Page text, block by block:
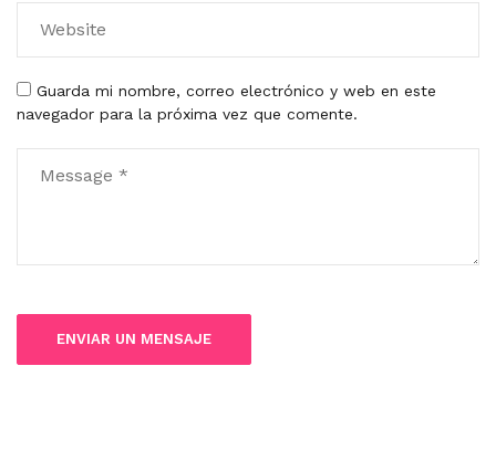
Guarda mi nombre, correo electrónico y web en este
navegador para la próxima vez que comente.